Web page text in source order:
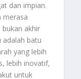
dan impian.
merasa
akhir
adalah batu
yang lebih
lebih inovatif,
untuk